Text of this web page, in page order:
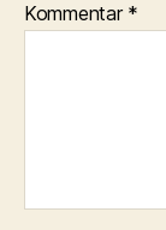
Kommentar *